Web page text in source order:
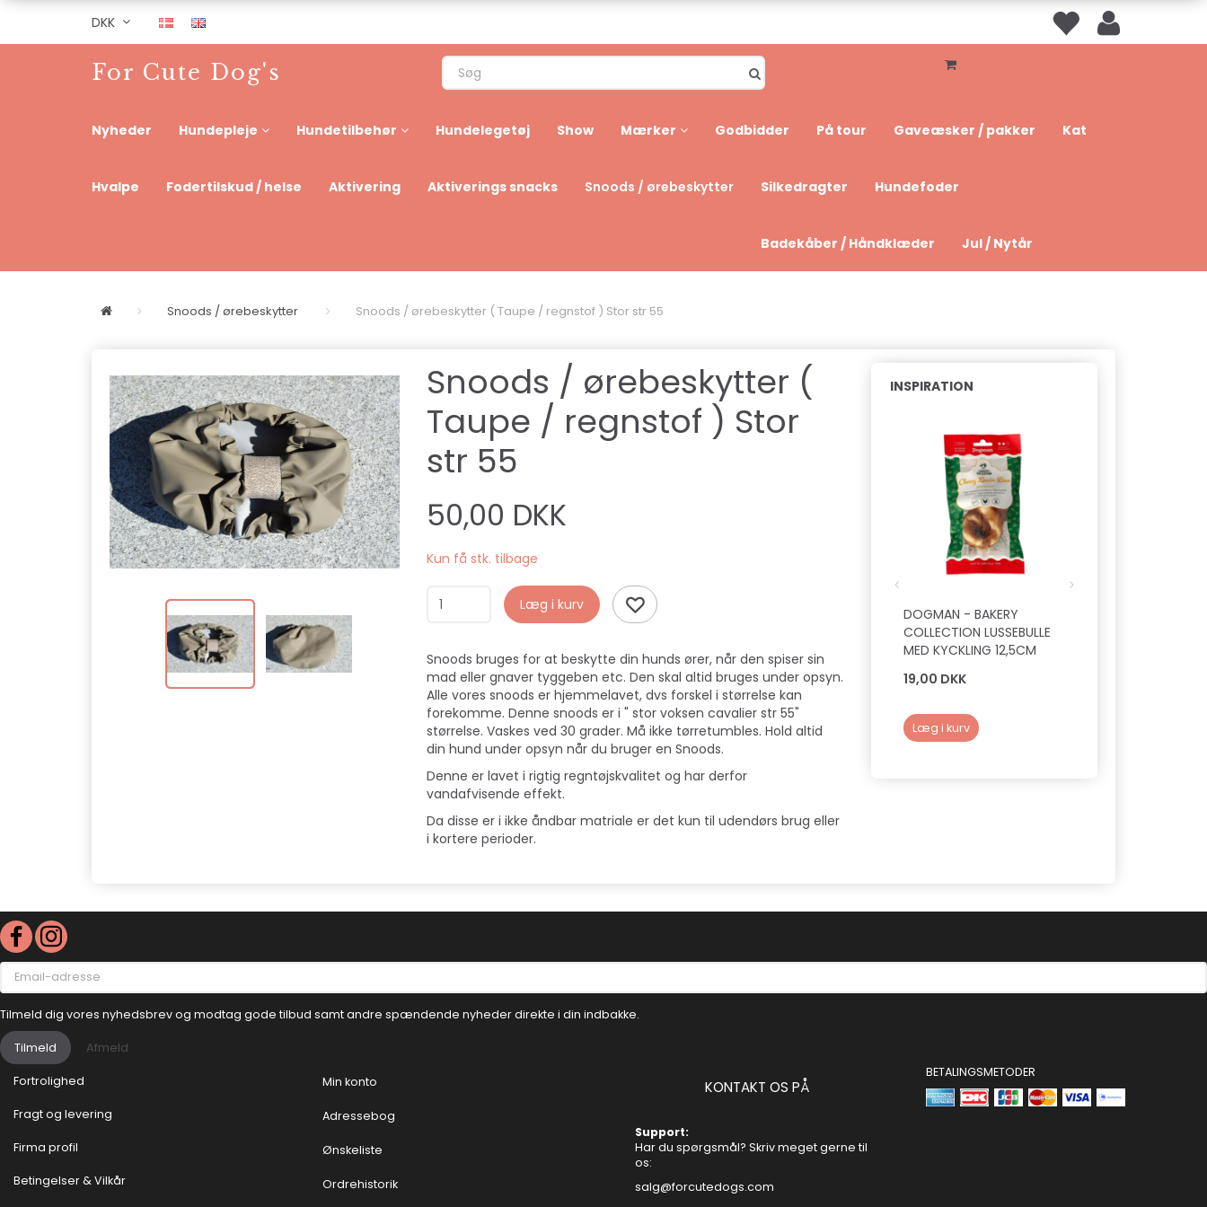
DKK
For Cute Dog's
Nyheder Hundepleje Hundetilbehør Hundelegetøj Show Mærker Godbidder På tour Gaveæsker / pakker Kat
Hvalpe Fodertilskud / helse Aktivering Aktiverings snacks Snoods / ørebeskytter Silkedragter Hundefoder
Badekåber / Håndklæder Jul / Nytår
Snoods / ørebeskytter Snoods / ørebeskytter ( Taupe / regnstof ) Stor str 55
Snoods / ørebeskytter (
Taupe / regnstof ) Stor
str 55
50,00 DKK
Kun få stk. tilbage
Læg i kurv
Snoods bruges for at beskytte din hunds ører, når den spiser sin
mad eller gnaver tyggeben etc. Den skal altid bruges under opsyn.
Alle vores snoods er hjemmelavet, dvs forskel i størrelse kan
forekomme. Denne snoods er i " stor voksen cavalier str 55"
størrelse. Vaskes ved 30 grader. Må ikke tørretumbles. Hold altid
din hund under opsyn når du bruger en Snoods.
Denne er lavet i rigtig regntøjskvalitet og har derfor
vandafvisende effekt.
Da disse er i ikke åndbar matriale er det kun til udendørs brug eller
i kortere perioder.
INSPIRATION
DOGMAN - BAKERY
COLLECTION LUSSEBULLE
MED KYCKLING 12,5CM
19,00 DKK
Læg i kurv
Email-
adresse
Tilmeld dig vores nyhedsbrev og modtag gode tilbud samt andre spændende nyheder direkte i din indbakke.
Tilmeld Afmeld
Fortrolighed
Fragt og levering
Firma profil
Betingelser & Vilkår
Min konto
Adressebog
Ønskeliste
Ordrehistorik
KONTAKT OS PÅ
Support:
Har du spørgsmål? Skriv meget gerne til
os:
salg@forcutedogs.com
BETALINGSMETODER